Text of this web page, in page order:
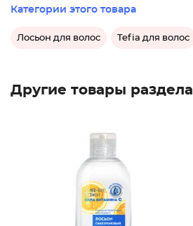
Категории этого товара
Лосьон для волос Tefia для волос
Другие товары раздела